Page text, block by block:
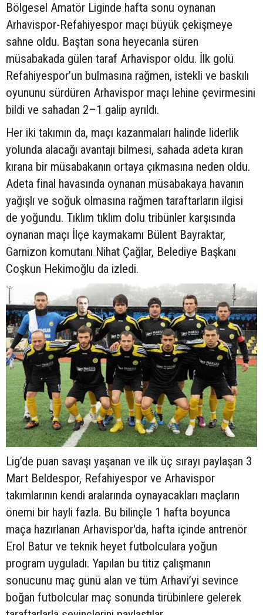
Bölgesel Amatör Liginde hafta sonu oynanan
Arhavispor-Refahiyespor maçı büyük çekişmeye
sahne oldu. Baştan sona heyecanla süren
müsabakada gülen taraf Arhavispor oldu. İlk golü
Refahiyespor’un bulmasına rağmen, istekli ve baskılı
oyununu sürdüren Arhavispor maçı lehine çevirmesini
bildi ve sahadan 2–1 galip ayrıldı.
Her iki takımın da, maçı kazanmaları halinde liderlik
yolunda alacağı avantajı bilmesi, sahada adeta kıran
kırana bir müsabakanın ortaya çıkmasına neden oldu.
Adeta final havasında oynanan müsabakaya havanın
yağışlı ve soğuk olmasına rağmen taraftarların ilgisi
de yoğundu. Tıklım tıklım dolu tribünler karşısında
oynanan maçı İlçe kaymakamı Bülent Bayraktar,
Garnizon komutanı Nihat Çağlar, Belediye Başkanı
Coşkun Hekimoğlu da izledi.
Lig’de puan savaşı yaşanan ve ilk üç sırayı paylaşan 3
Mart Beldespor, Refahiyespor ve Arhavispor
takımlarının kendi aralarında oynayacakları maçların
önemi bir hayli fazla. Bu bilinçle 1 hafta boyunca
maça hazırlanan Arhavispor'da, hafta içinde antrenör
Erol Batur ve teknik heyet futbolculara yoğun
program uyguladı. Yapılan bu titiz çalışmanın
sonucunu maç günü alan ve tüm Arhavi’yi sevince
boğan futbolcular maç sonunda tirübinlere gelerek